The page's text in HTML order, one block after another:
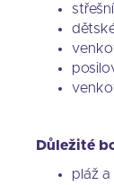
Důležité
pláž a